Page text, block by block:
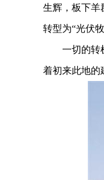
生辉，板下羊
转型为“光伏
一切的转机
着初来此地的